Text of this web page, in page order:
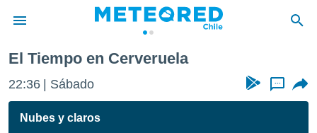
de
por
El Tiempo en Cerveruela
22:36 Sábado ...
Nubes y claros